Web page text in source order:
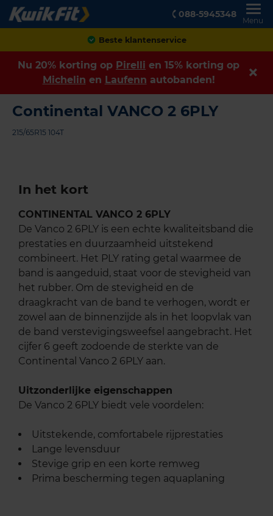
088-5945348
Menu
Beste klantenservice
Nu 20% korting op Pirelli en 15% korting op
Michelin en Laufenn autobanden!
Continental VANCO 2 6PLY
215/65R15 104T
In het kort
CONTINENTAL VANCO 2 6PLY
De Vanco 2 6PLY is een echte kwaliteitsband die
prestaties en duurzaamheid uitstekend
combineert. Het PLY rating getal waarmee de
band is aangeduid, staat voor de stevigheid van
het rubber. Om de stevigheid en de
draagkracht van de band te verhogen, wordt er
zowel aan de binnenzijde als in het loopvlak van
de band verstevigingsweefsel aangebracht. Het
cijfer 6 geeft zodoende de sterkte van de
Continental Vanco 2 6PLY aan.
Uitzonderlijke eigenschappen
De Vanco 2 6PLY biedt vele voordelen:
Uitstekende, comfortabele rijprestaties
Lange levensduur
Stevige grip en een korte remweg
Prima bescherming tegen aquaplaning